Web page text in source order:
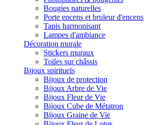
Bougies naturelles
Porte encens et bruleur d'encens
Tapis harmonisant
Lampes d'ambiance
Décoration murale
Stickers muraux
Toiles sur châssis
Bijoux spirituels
Bijoux de protection
Bijoux Arbre de Vie
Bijoux Fleur de Vie
Bijoux Cube de Métatron
Bijoux Graine de Vie